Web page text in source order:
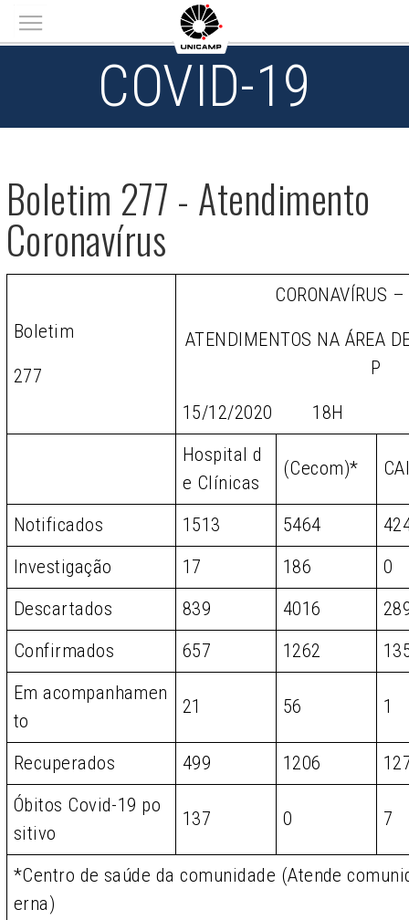
Main menu
COVID-19
Boletim 277 - Atendimento
Coronavírus
Boletim
277
CORONAVÍRUS
ATENDIMENTOS NA ÁREA
P
15/12/2020 18H
Hospital d
e Clínicas
(Cecom)*
Notificados 1513 5464
Investigação
17 186
0
Descartados
839 4016
Confirmados
657 1262
Em acompanhamen
to
21 56 1
Recuperados 499 1206
Óbitos Covid-19 po
sitivo
137 0 7
*Centro de saúde da comunidade (Atende
erna)